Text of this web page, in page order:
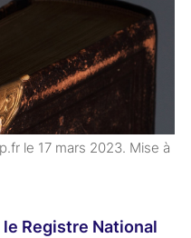
le 17 mars 2023. Mise à
le Registre National